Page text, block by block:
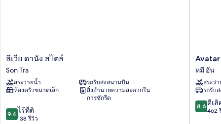
ลี
เวีย
ดานั
ง
สไตล์
Tra
ลีเวีย ดานัง สไตล์
Son Tra
สระว่ายน้ำ
รถรับส่งสนามบิน
ห้องครัวขนาดเล็ก
สิ่งอำนวยความสะดวกใน
การซักรีด
9.4
จาก
9.4 ไร้ที่ติ
138 รีวิว
Avatar
Danang
หมี
อัน
หมี อัน
สระว่
รถรับ
8.6
จาก
8.6 ดีเลิ
462